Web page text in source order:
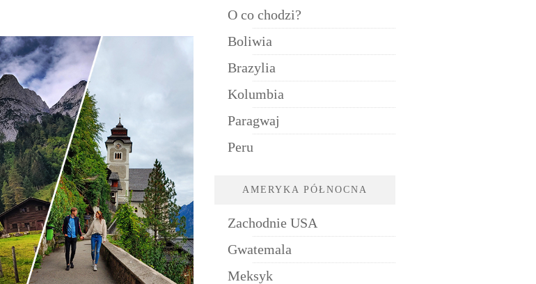
O co chodzi?
Boliwia
Brazylia
Kolumbia
Paragwaj
Peru
AMERYKA PÓŁNOCNA
Zachodnie USA
Gwatemala
Meksyk